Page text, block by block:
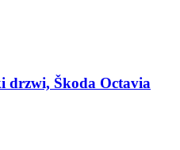
drzwi, Škoda Octavia